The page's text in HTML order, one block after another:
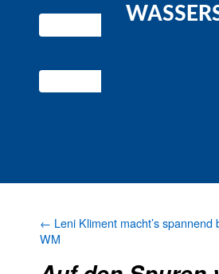
← Leni Kliment macht’s spannend
WM